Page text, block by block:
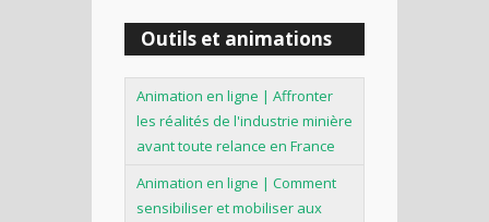
Outils et animations
Animation en ligne | Affronter
les réalités de l'industrie minière
avant toute relance en France
Animation en ligne | Comment
sensibiliser et mobiliser aux